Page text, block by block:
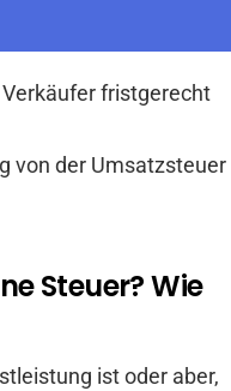
Verkäufer fristgerecht
von der Umsatzsteuer
Steuer? Wie
ist oder aber,